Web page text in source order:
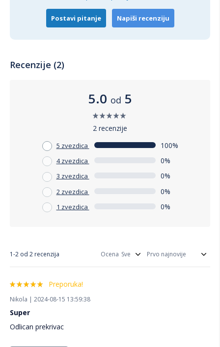
kupanju tokom cele sezone.
Postavi pitanje Napiši recenziju
Recenzije (2)
5.0 od 5
2 recenzije
5 zvezdica 100%
4 zvezdica 0%
3 zvezdica 0%
2 zvezdica 0%
1 zvezdica 0%
1-2 od 2 recenzija Ocena
Preporuka!
Nikola | 2024-08-15 13:59:38
Super
Odlican prekrivac